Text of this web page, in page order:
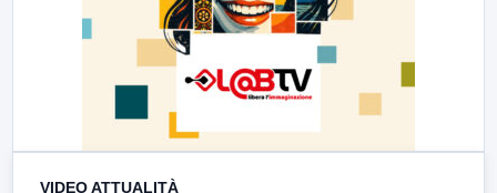
VIDEO ATTUALITÀ